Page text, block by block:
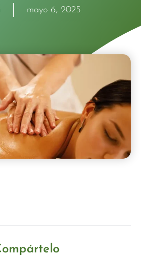
mayo 6, 2025